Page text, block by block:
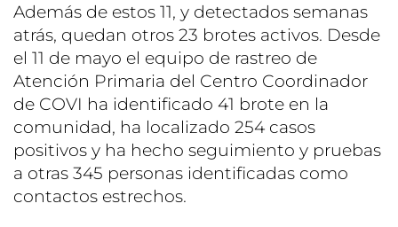
Además de estos 11, y detectados semanas
atrás, quedan otros 23 brotes activos. Desde
el 11 de mayo el equipo de rastreo de
Atención Primaria del Centro Coordinador
de COVI ha identificado 41 brote en la
comunidad, ha localizado 254 casos
positivos y ha hecho seguimiento y pruebas
a otras 345 personas identificadas como
contactos estrechos.